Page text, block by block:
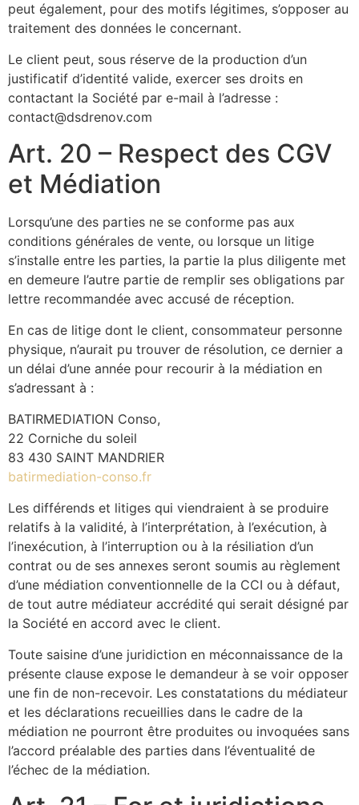
peut également, pour des motifs légitimes, s’opposer au
traitement des données le concernant.
Le client peut, sous réserve de la production d’un
justificatif d’identité valide, exercer ses droits en
contactant la Société par e-mail à l’adresse :
contact@dsdrenov.com
Art. 20 – Respect des CGV
et Médiation
Lorsqu’une des parties ne se conforme pas aux
conditions générales de vente, ou lorsque un litige
s’installe entre les parties, la partie la plus diligente met
en demeure l’autre partie de remplir ses obligations par
lettre recommandée avec accusé de réception.
En cas de litige dont le client, consommateur personne
physique, n’aurait pu trouver de résolution, ce dernier a
un délai d’une année pour recourir à la médiation en
s’adressant à :
BATIRMEDIATION Conso,
22 Corniche du soleil
83 430 SAINT MANDRIER
batirmediation-conso.fr
Les différends et litiges qui viendraient à se produire
relatifs à la validité, à l’interprétation, à l’exécution, à
l’inexécution, à l’interruption ou à la résiliation d’un
contrat ou de ses annexes seront soumis au règlement
d’une médiation conventionnelle de la CCI ou à défaut,
de tout autre médiateur accrédité qui serait désigné par
la Société en accord avec le client.
Toute saisine d’une juridiction en méconnaissance de la
présente clause expose le demandeur à se voir opposer
une fin de non-recevoir. Les constatations du médiateur
et les déclarations recueillies dans le cadre de la
médiation ne pourront être produites ou invoquées sans
l’accord préalable des parties dans l’éventualité de
l’échec de la médiation.